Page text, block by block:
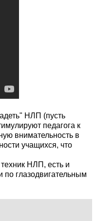
НЛП (пусть
педагога к
внимательность в
учащихся, что
НЛП, есть и
по глазодвигательным